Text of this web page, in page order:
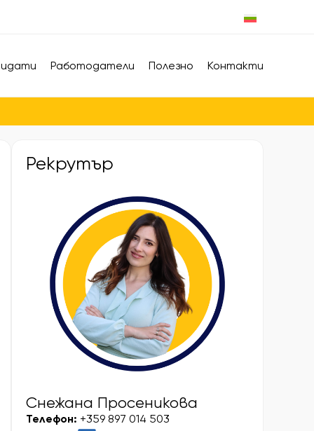
Работодатели Полезно Контакти
Рекрутър
Снежана Просеникова
Телефон: +359 897 014 503